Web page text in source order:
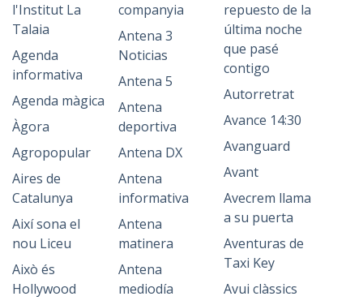
l'Institut La
Talaia
Agenda
informativa
Agenda màgica
Àgora
Agropopular
Aires de
Catalunya
Així sona el
nou Liceu
Això és
Hollywood
companyia
Antena 3
Noticias
Antena 5
Antena
deportiva
Antena DX
Antena
informativa
Antena
matinera
Antena
mediodía
repuesto de la
última noche
que pasé
contigo
Autorretrat
Avance 14:30
Avanguard
Avant
Avecrem llama
a su puerta
Aventuras de
Taxi Key
Avui clàssics